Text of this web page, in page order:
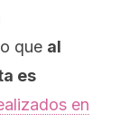
que al
es
en